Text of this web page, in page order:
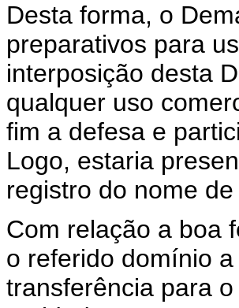
Desta forma, o
preparativos para
interposição desta
qualquer uso
fim a defesa e
Logo, estaria
registro do nome
Com relação a boa
o referido domínio
transferência para